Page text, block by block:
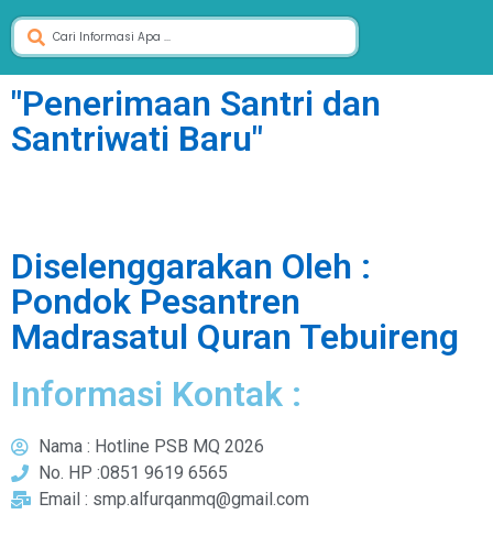
"Penerimaan Santri dan
Santriwati Baru"
Diselenggarakan Oleh :
Pondok Pesantren
Madrasatul Quran Tebuireng
Informasi Kontak :
Nama : Hotline PSB MQ 2026
No. HP :0851 9619 6565
Email : smp.alfurqanmq@gmail.com